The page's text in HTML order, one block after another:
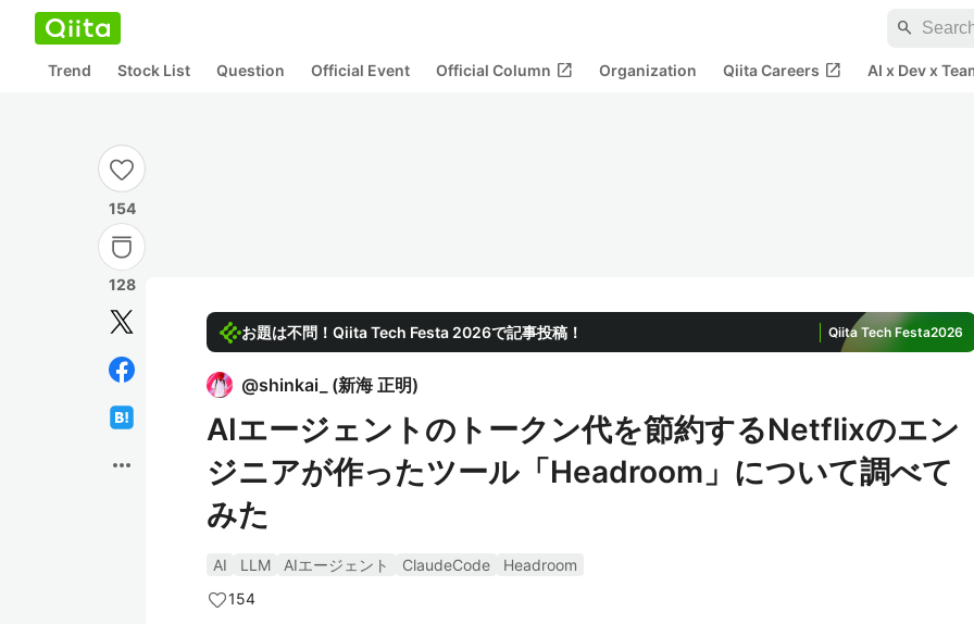
search
Trend Stock List Question Official Event Official Column open_in_new Organization Qiita Careers open_in_new AI x Dev x
154
128
more_horiz
お題は不問！Qiita Tech Festa 2026で記事投稿！ Qiita Tech Festa2026
@shinkai_ (新海 正明)
AIエージェントのトークン代を節約するNetflixのエン
ジニアが作ったツール「Headroom」について調べて
みた
AI LLM AIエージェント ClaudeCode
Headroom
154